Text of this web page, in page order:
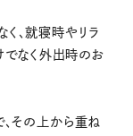
、就寝時やリラ
でなく外出時のお
、その上から重ね